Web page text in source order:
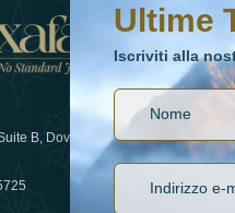
B, Dover, DE
Come la
lusso nel
Ultime
Iscriviti alla